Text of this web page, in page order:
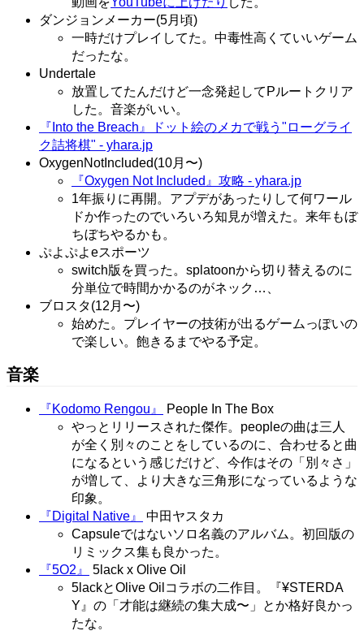
ダンジョンメーカー(5月頃)
一時だけプレイしてた。中毒性高くていいゲーム
だったな。
Undertale
放置してたんだけど一念発起してPルートクリア
した。音楽がいい。
『Into the Breach』ドット絵のメカで戦う"ローグライ
ク詰将棋" - yhara.jp
OxygenNotIncluded(10月〜)
『Oxygen Not Included』攻略 - yhara.jp
1年振りに再開。アプデがあったりして何ワール
ドか作ったのでいろいろ知見が増えた。来年もぼ
ちぼちやるかも。
ぷよぷよeスポーツ
switch版を買った。splatoonから切り替えるのに
分単位で時間かかるのがネック…、
ブロスタ(12月〜)
始めた。プレイヤーの技術が出るゲームっぽいの
で楽しい。飽きるまでやる予定。
音楽
『Kodomo Rengou』
People In The Box
やっとリリースされた傑作。peopleの曲は三人
が全く別々のことをしているのに、合わせると曲
になるという感じだけど、今作はその「別々さ」
が増して、より大きな三角形になっているような
印象。
『Digital Native』
中田ヤスタカ
Capsuleではないソロ名義のアルバム。初回版の
リミックス集も良かった。
『5O2』
5lack x Olive Oil
5lackとOlive Oilコラボの二作目。『¥STERDA
Y』の「才能は継続の集大成〜」とか格好良かっ
たな。